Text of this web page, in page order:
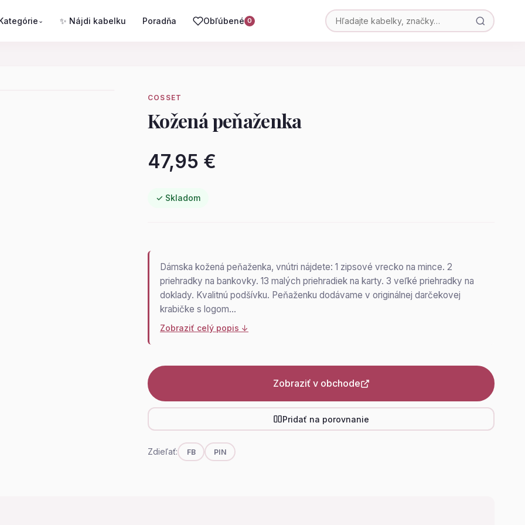
⌄ ✨ Nájdi kabelku Poradňa Obľúbené 0
COSSET
Kožená peňaženka
47,95 €
✓ Skladom
Dámska kožená peňaženka, vnútri nájdete: 1 zipsové vrecko na mince. 2
priehradky na bankovky. 13 malých priehradiek na karty. 3 veľké priehradky na
doklady. Kvalitnú podšívku. Peňaženku dodávame v originálnej darčekovej
krabičke s logom…
Zobraziť celý popis ↓
Zobraziť v obchode
Pridať na porovnanie
Zdieľať: FB PIN